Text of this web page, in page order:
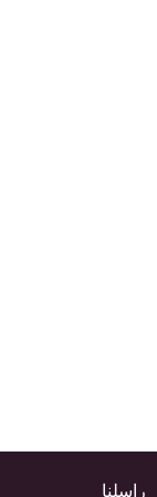
راسلنا